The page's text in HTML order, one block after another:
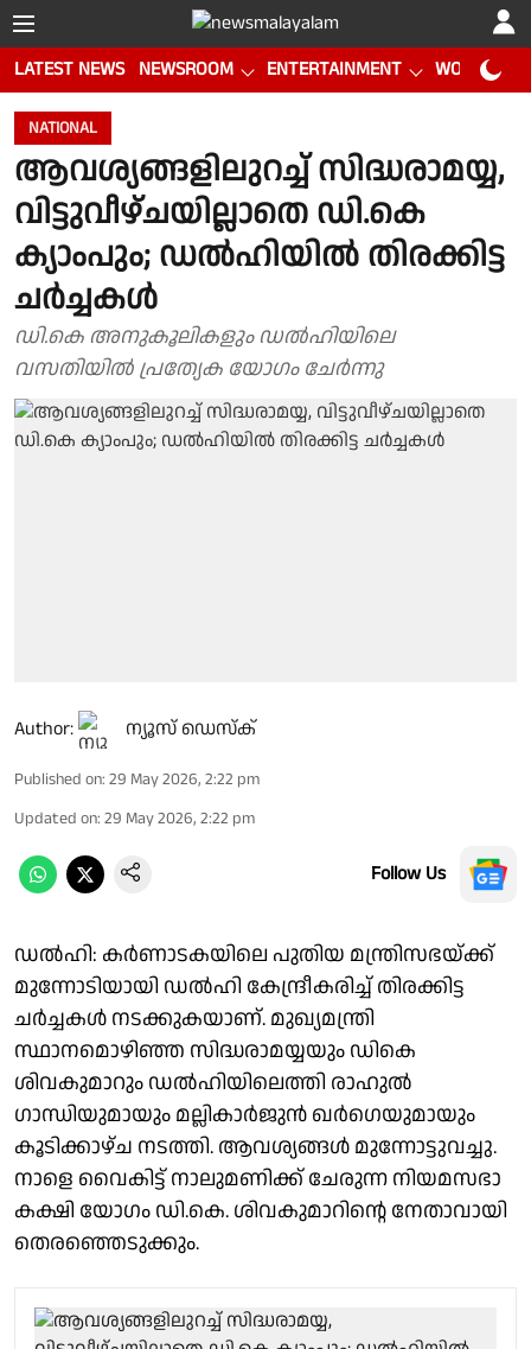
LATEST NEWS NEWSROOM ENTERTAINMENT WORLD CUP
NATIONAL
ആവശ്യങ്ങളിലുറച്ച് സിദ്ധരാമയ്യ,
വിട്ടുവീഴ്ചയില്ലാതെ ഡി.കെ
ക്യാംപും; ഡൽഹിയിൽ തിരക്കിട്ട
ചർച്ചകൾ
ഡി.കെ അനുകൂലികളും ഡൽഹിയിലെ
വസതിയിൽ പ്രത്യേക യോഗം ചേർന്നു
Author: ന്യൂസ് ഡെസ്ക്
Published on: 29 May 2026, 2:22 pm
Updated on: 29 May 2026, 2:22 pm
Follow Us
ഡൽഹി: കർണാടകയിലെ പുതിയ മന്ത്രിസഭയ്ക്ക്
മുന്നോടിയായി ഡൽഹി കേന്ദ്രീകരിച്ച് തിരക്കിട്ട
ചർച്ചകൾ നടക്കുകയാണ്. മുഖ്യമന്ത്രി
സ്ഥാനമൊഴിഞ്ഞ സിദ്ധരാമയ്യയും ഡികെ
ശിവകുമാറും ഡൽഹിയിലെത്തി രാഹുൽ
ഗാന്ധിയുമായും മല്ലികാർജുൻ ഖർഗെയുമായും
കൂടിക്കാഴ്ച നടത്തി. ആവശ്യങ്ങൾ മുന്നോട്ടുവച്ചു.
നാളെ വൈകിട്ട് നാലുമണിക്ക് ചേരുന്ന നിയമസഭാ
കക്ഷി യോഗം ഡി.കെ. ശിവകുമാറിന്റെ നേതാവായി
തെരഞ്ഞെടുക്കും.